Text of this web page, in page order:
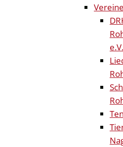
Vereine
e.V.